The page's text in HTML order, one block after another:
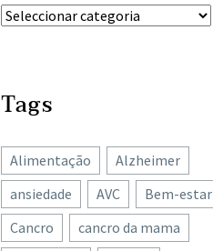
Tags
Alimentação
Alzheimer
ansiedade
AVC
Bem-estar
Cancro
cancro da mama